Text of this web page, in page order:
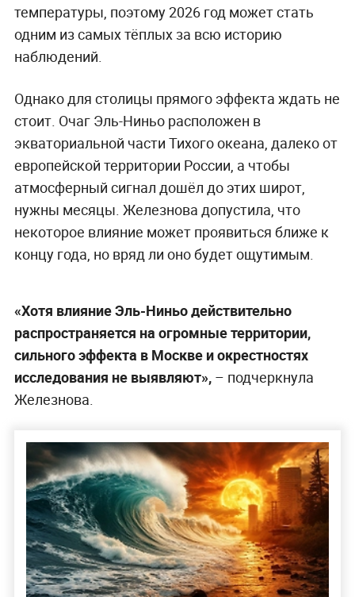
температуры, поэтому 2026 год может стать
одним из самых тёплых за всю историю
наблюдений.
Однако для столицы прямого эффекта ждать не
стоит. Очаг Эль-Ниньо расположен в
экваториальной части Тихого океана, далеко от
европейской территории России, а чтобы
атмосферный сигнал дошёл до этих широт,
нужны месяцы. Железнова допустила, что
некоторое влияние может проявиться ближе к
концу года, но вряд ли оно будет ощутимым.
«Хотя влияние Эль-Ниньо действительно
распространяется на огромные территории,
сильного эффекта в Москве и окрестностях
исследования не выявляют»,– подчеркнула
Железнова.